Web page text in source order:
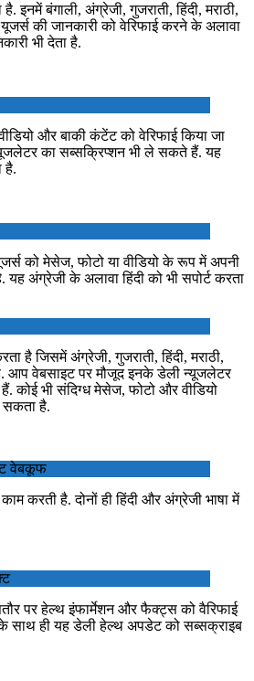
इनमें बंगाली, अंग्रेजी, गुजराती, हिंदी, मराठी,
की जानकारी को वेरिफाई करने के अलावा
भी देता है.
और बाकी कंटेंट को व‍ेरिफाई किया जा
का सब्‍सक्रिप्‍शन भी ले सकते हैं. यह
है.
को मेसेज, फोटो या वीडियो के रूप में अपनी
अंग्रेजी के अलावा हिंदी को भी सपोर्ट करता
है जिसमें अंग्रेजी, गुजराती, हिंदी, मराठी,
है. आप वेबसाइट पर मौजूद इनके डेली न्यूजलेटर
कोई भी संदिग्ध मेसेज, फोटो और वीडियो
सकता है.
वेबकूफ
करती है. दोनों ही हिंदी और अंग्रेजी भाषा में
पर हेल्थ इंफार्मेशन और फैक्ट्स को वैरिफाई
साथ ही यह डेली हेल्थ अपडेट को सब्सक्राइब